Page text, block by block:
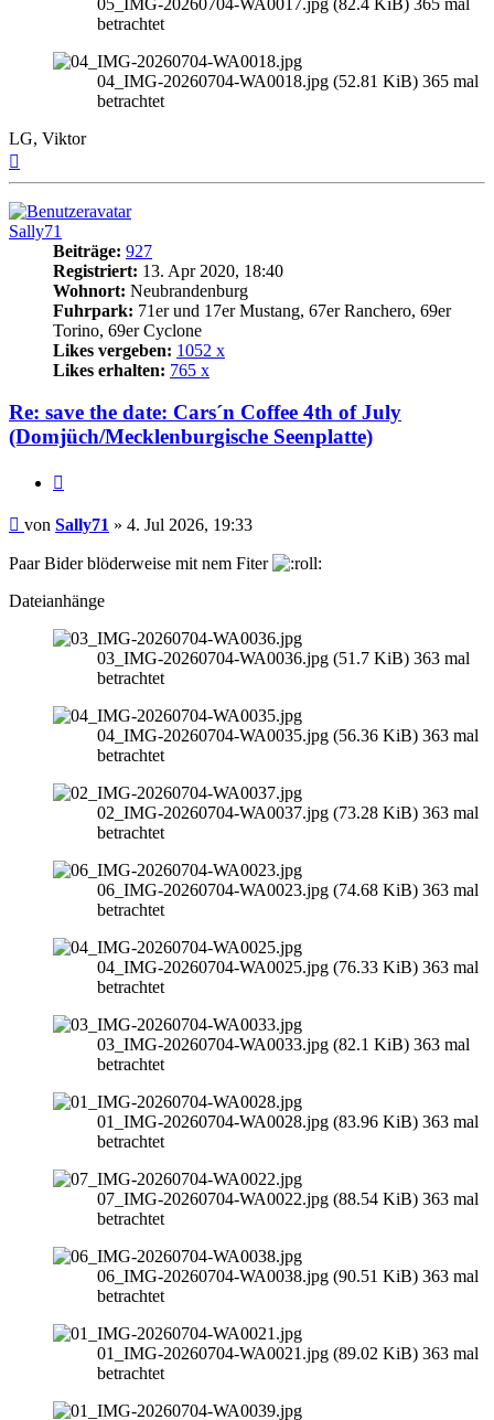
betrachtet
04_IMG-20260704-WA0018.jpg (52.81 KiB) 365 mal
betrachtet
LG, Viktor
Sally71
Beiträge: 927
Registriert: 13. Apr 2020, 18:40
Wohnort: Neubrandenburg
Fuhrpark: 71er und 17er Mustang, 67er Ranchero, 69er
Torino, 69er Cyclone
Likes vergeben: 1052 x
Likes erhalten: 765 x
Re: save the date: Cars´n Coffee 4th of July
(Domjüch/Mecklenburgische Seenplatte)
Beitrag
von Sally71 » 4. Jul 2026, 19:33
Paar Bider blöderweise mit nem Fiter
Dateianhänge
03_IMG-20260704-WA0036.jpg (51.7 KiB) 363 mal
betrachtet
04_IMG-20260704-WA0035.jpg (56.36 KiB) 363 mal
betrachtet
02_IMG-20260704-WA0037.jpg (73.28 KiB) 363 mal
betrachtet
06_IMG-20260704-WA0023.jpg (74.68 KiB) 363 mal
betrachtet
04_IMG-20260704-WA0025.jpg (76.33 KiB) 363 mal
betrachtet
03_IMG-20260704-WA0033.jpg (82.1 KiB) 363 mal
betrachtet
01_IMG-20260704-WA0028.jpg (83.96 KiB) 363 mal
betrachtet
07_IMG-20260704-WA0022.jpg (88.54 KiB) 363 mal
betrachtet
06_IMG-20260704-WA0038.jpg (90.51 KiB) 363 mal
betrachtet
01_IMG-20260704-WA0021.jpg (89.02 KiB) 363 mal
betrachtet